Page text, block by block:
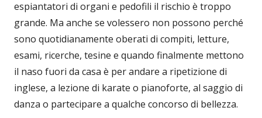
espiantatori di organi e pedofili il rischio è troppo
grande. Ma anche se volessero non possono perché
sono quotidianamente oberati di compiti, letture,
esami, ricerche, tesine e quando finalmente mettono
il naso fuori da casa è per andare a ripetizione di
inglese, a lezione di karate o pianoforte, al saggio di
danza o partecipare a qualche concorso di bellezza.